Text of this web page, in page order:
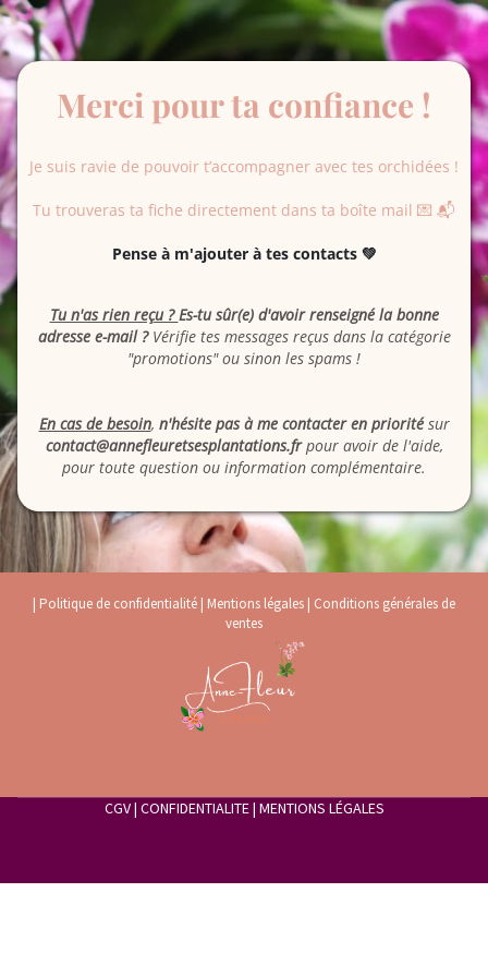
Merci pour ta confiance !
Je suis ravie de pouvoir t’accompagner avec tes orchidées !
Tu trouveras ta fiche directement dans ta boîte mail 💌 📬
Pense à m'ajouter à tes contacts 💚
Tu n'as rien reçu ?Es-tu sûr(e) d'avoir renseigné la bonne
adresse e-mail ? Vérifie tes messages reçus dans la catégorie
"promotions" ou sinon les spams !
En cas de besoin, n'hésite pas à me contacter en prioritésur
contact@annefleuretsesplantations.frpour avoir de l'aide,
pour toute question ou information complémentaire.
| Politique de confidentialité | Mentions légales | Conditions générales de
ventes
CGV| CONFIDENTIALITE| MENTIONS LÉGALES